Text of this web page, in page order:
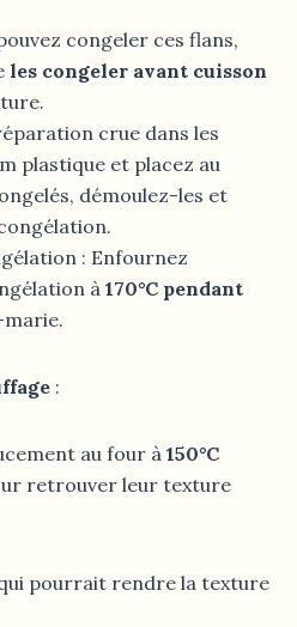
congeler ces flans,
les congeler avant cuisson
crue dans les
plastique et placez au
démoulez-les et
: Enfournez
à 170°C pendant
marie.
:
au four à 150°C
retrouver leur texture
pourrait rendre la texture